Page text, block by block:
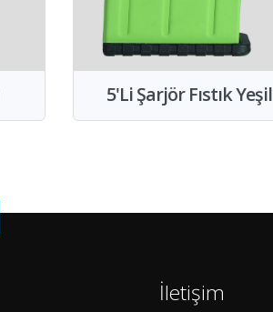
5'Li Şarjör Fıstık Yeşil
İletişim